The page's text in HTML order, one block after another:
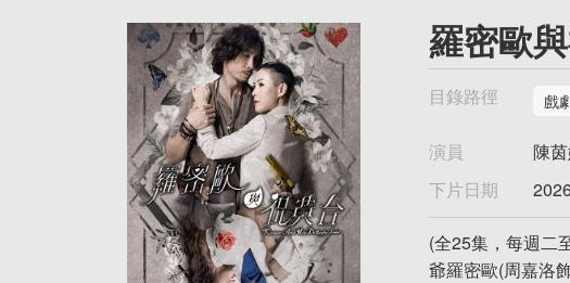
羅密歐
目錄路徑 戲
演員
陳
下片日期
(全25集，每週二
爺羅密歐(周嘉洛